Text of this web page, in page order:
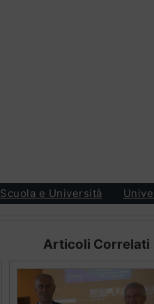
Scuola e Università
Articoli Correlati